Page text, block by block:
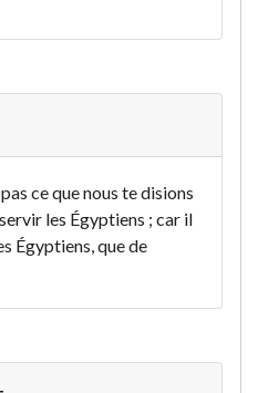
ce que nous te disions
les Égyptiens ; car il
Égyptiens, que de